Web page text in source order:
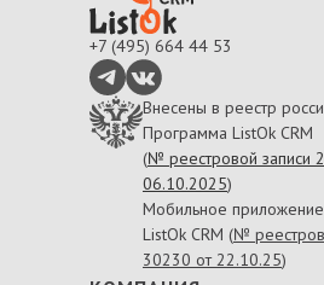
+7 (495) 664 44 53
Внесены в реестр
Программа ListOk CRM
(№ реестровой записи
06.10.2025)
Мобильное
ListOk CRM (№
30230 от 22.10.25)